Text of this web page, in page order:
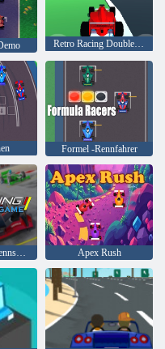
Retro Racing Double Dash
Formel -Rennfahrer
Formel-Auto-Rennspiele Apex Rush